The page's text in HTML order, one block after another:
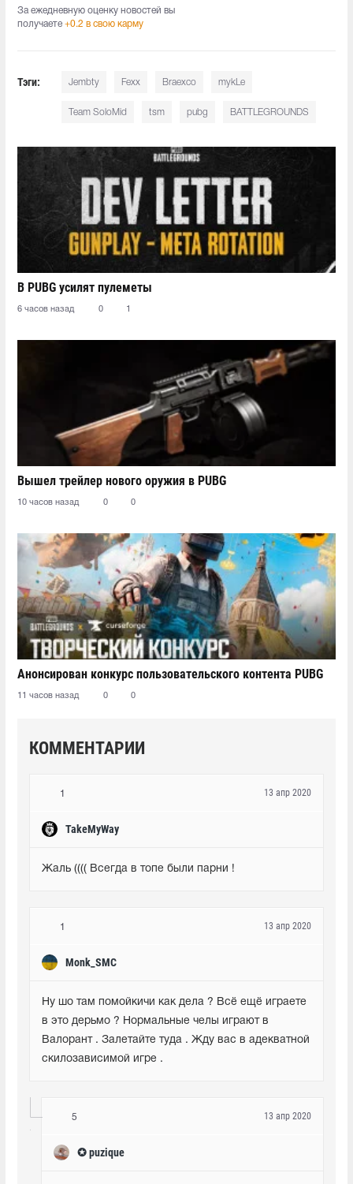
За ежедневную оценку новостей вы
получаете +0.2 в свою карму
Тэги: Jembty Fexx Braexco mykLe
Team SoloMid tsm pubg BATTLEGROUNDS
В PUBG усилят пулеметы
6 часов назад 0 1
Вышел трейлер нового оружия в PUBG
10 часов назад 0 0
Анонсирован конкурс пользовательского контента PUBG
11 часов назад 0 0
КОММЕНТАРИИ
1
TakeMyWay
13 апр 2020
Жаль (((( Всегда в топе были парни !
1
Monk_SMC
13 апр 2020
Ну шо там помойкичи как дела ? Всё ещё играете
в это дерьмо ? Нормальные челы играют в
Валорант . Залетайте туда . Жду вас в адекватной
скилозависимой игре .
5
✪ puzique
13 апр 2020